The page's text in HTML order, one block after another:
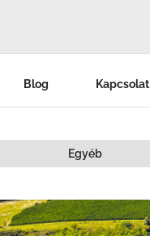
Blog Kapcsolat
Egyéb